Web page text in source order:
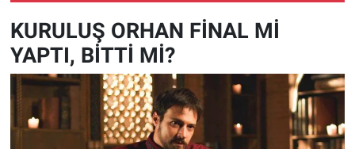
KURULUŞ ORHAN FİNAL Mİ
YAPTI, BİTTİ Mİ?